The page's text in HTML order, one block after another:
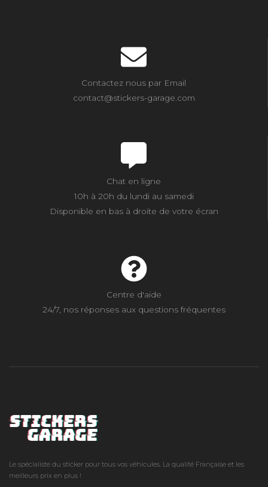
Contactez nous par Email
contact@stickers-garage.com
Chat en ligne
10h à 20h du lundi au samedi
Disponible en bas à droite de votre écran
Centre d'aide
24/7, nos réponses aux questions fréquentes
Le spécialiste du sticker pour tous vos véhicules. La qualité Française et les
meilleurs prix en plus !